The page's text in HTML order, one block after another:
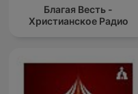
Благая Весть -
Христианское Радио